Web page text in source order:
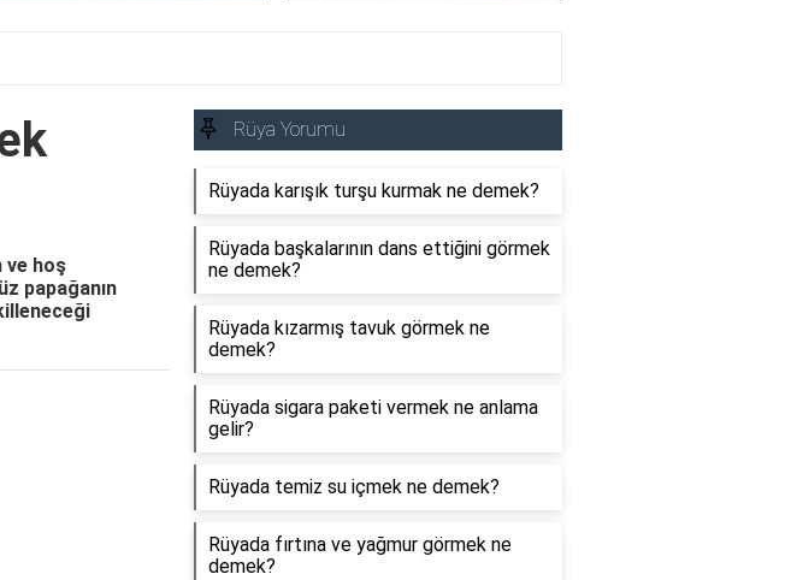
ve hoş
papağanın
Rüya Yorumu
Rüyada karışık turşu kurmak ne demek?
Rüyada başkalarının dans ettiğini görmek
ne demek?
Rüyada kızarmış tavuk görmek ne
demek?
Rüyada sigara paketi vermek ne anlama
gelir?
Rüyada temiz su içmek ne demek?
Rüyada fırtına ve yağmur görmek ne
demek?